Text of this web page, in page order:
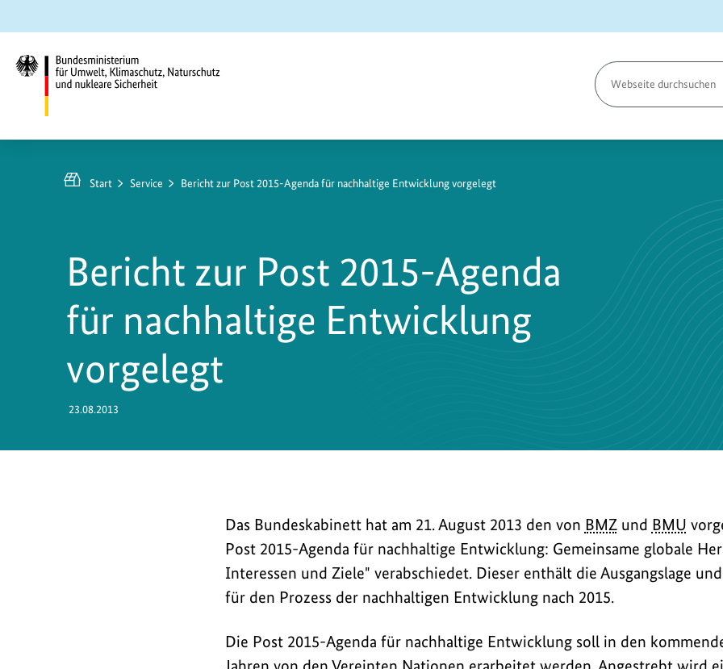
Hauptinhalt
springen
Suche
springen
Hauptnavigation
springen
Umwelt,
Klimaschutz,
Sicherheit
Seite
durchsuchen
Start Service Bericht zur Post 2015-Agenda für nachhaltige Entwicklung vorgelegt
Bericht zur Post 2015-Agenda
für nachhaltige Entwicklung
vorgelegt
23.08.2013
Das
Bundeskabinett
hat
am
August
2013
Das Bundeskabinett hat am 21. August 2013 den von BMZund BMU
Post 2015-Agenda für nachhaltige Entwicklung: Gemeinsame globale
Interessen und Ziele" verabschiedet. Dieser enthält die Ausgangslage
für den Prozess der nachhaltigen Entwicklung nach 2015.
Die Post 2015-Agenda für nachhaltige Entwicklung soll in den